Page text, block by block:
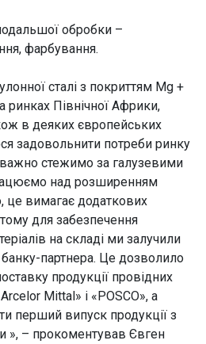
обробки –
фарбування.
сталі з покриттям Mg +
ринках Північної Африки,
в деяких європейських
задовольнити потреби ринку
уважно стежимо за галузевими
над розширенням
це вимагає додаткових
для забезпечення
на складі ми залучили
партнера. Це дозволило
продукції провідних
Mittal» і «POSCO», а
перший випуск продукції з
», – прокоментував Євген